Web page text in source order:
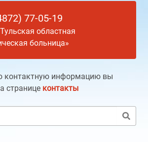
77-05-19
областная
больница»
контактную информацию вы
странице контакты